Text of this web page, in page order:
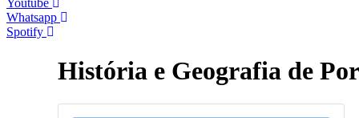
Youtube
Whatsapp
Spotify
História e Geografia de